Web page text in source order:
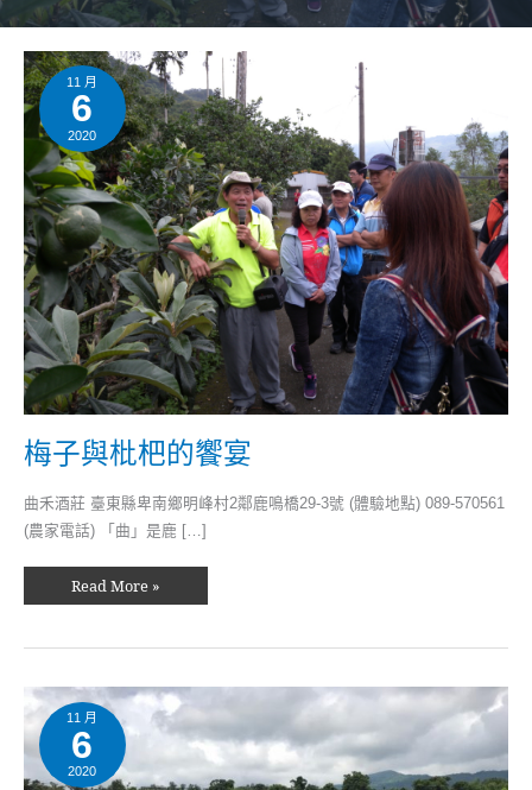
11 月
6
2020
梅子與枇杷的饗宴
曲禾酒莊 臺東縣卑南鄉明峰村2鄰鹿鳴橋29-3號 (體驗地點) 089-570561
(農家電話) 「曲」是鹿 […]
梅
子
與
枇
杷
的
饗
宴
Read More »
11 月
6
2020
有
機
茶
園
採
茶
趣